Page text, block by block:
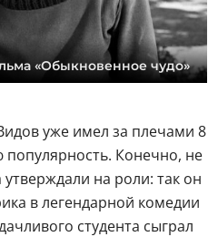
«Обыкновенное чудо»
уже имел за плечами 8
Конечно, не
на роли: так он
в легендарной комедии
студента сыграл